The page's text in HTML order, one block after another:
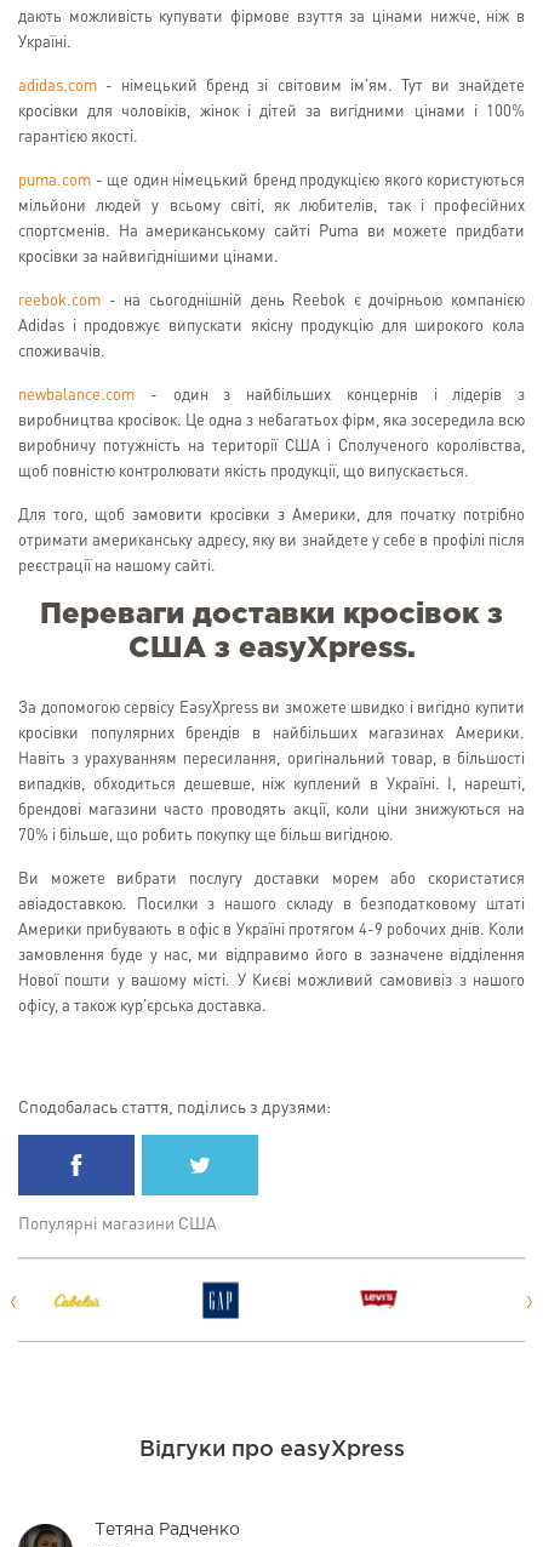
дають можливість купувати фірмове взуття за цінами нижче, ніж в
Україні.
adidas.com - німецький бренд зі світовим ім'ям. Тут ви знайдете
кросівки для чоловіків, жінок і дітей за вигідними цінами і 100%
гарантією якості.
puma.com - ще один німецький бренд продукцією якого користуються
мільйони людей у всьому світі, як любителів, так і професійних
спортсменів. На американському сайті Puma ви можете придбати
кросівки за найвигіднішими цінами.
reebok.com - на сьогоднішній день Reebok є дочірньою компанією
Adidas і продовжує випускати якісну продукцію для широкого кола
споживачів.
newbalance.com - один з найбільших концернів і лідерів з
виробництва кросівок. Це одна з небагатьох фірм, яка зосередила всю
виробничу потужність на території США і Сполученого королівства,
щоб повністю контролювати якість продукції, що випускається.
Для того, щоб замовити кросівки з Америки, для початку потрібно
отримати американську адресу, яку ви знайдете у себе в профілі після
реєстрації на нашому сайті.
Переваги доставки кросівок з
США з easyXpress.
За допомогою сервісу EasyXpress ви зможете швидко і вигідно купити
кросівки популярних брендів в найбільших магазинах Америки.
Навіть з урахуванням пересилання, оригінальний товар, в більшості
випадків, обходиться дешевше, ніж куплений в Україні. І, нарешті,
брендові магазини часто проводять акції, коли ціни знижуються на
70% і більше, що робить покупку ще більш вигідною.
Ви можете вибрати послугу доставки морем або скористатися
авіадоставкою. Посилки з нашого складу в безподатковому штаті
Америки прибувають в офіс в Україні протягом 4-9 робочих днів. Коли
замовлення буде у нас, ми відправимо його в зазначене відділення
Нової пошти у вашому місті. У Києві можливий самовивіз з нашого
офісу, а також кур'єрська доставка.
Сподобалась стаття, поділись з друзями:
Популярні магазини США
Відгуки про easyXpress
Тетяна Радченко